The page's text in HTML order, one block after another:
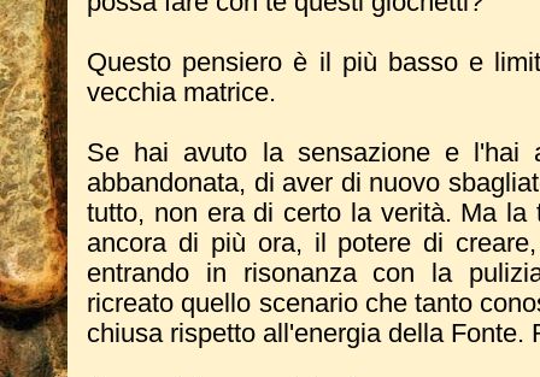
Questo pensiero è il più basso e
vecchia matrice.
Se hai avuto la sensazione e l'hai
abbandonata, di aver di nuovo
tutto, non era di certo la verità. Ma la
ancora di più ora, il potere di
entrando in risonanza con la
ricreato quello scenario che tanto
chiusa rispetto all'energia della Fonte.